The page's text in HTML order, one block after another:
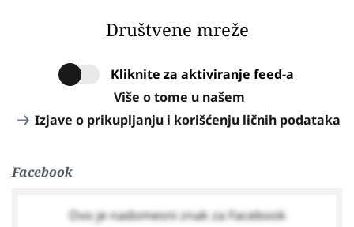
Društvene mreže
Kliknite za aktiviranje feed-a
Više o tome u našem
Izjave o prikupljanju i korišćenju ličnih podataka
Facebook
Ovo je nadomesni znak za Facebook